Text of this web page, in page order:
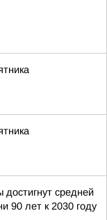
средней
90 лет к 2030 году